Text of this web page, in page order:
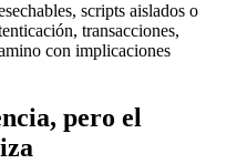
scripts aislados o
transacciones,
con implicaciones
pero el